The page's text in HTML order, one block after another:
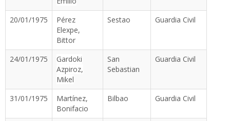
20/01/1975
Pérez
Elexpe,
Bittor
Sestao Guardia Civil
24/01/1975
Gardoki
Azpiroz,
Mikel
San
Sebastian
Guardia Civil
31/01/1975
Martínez,
Bonifacio
Bilbao Guardia Civil